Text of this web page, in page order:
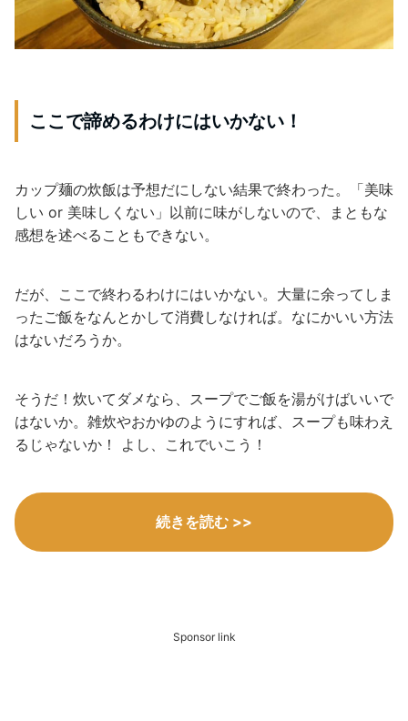
ここで諦めるわけにはいかない！
カップ麺の炊飯は予想だにしない結果で終わった。「美味
しい or 美味しくない」以前に味がしないので、まともな
感想を述べることもできない。
だが、ここで終わるわけにはいかない。大量に余ってしま
ったご飯をなんとかして消費しなければ。なにかいい方法
はないだろうか。
そうだ！炊いてダメなら、スープでご飯を湯がけばいいで
はないか。雑炊やおかゆのようにすれば、スープも味わえ
るじゃないか！ よし、これでいこう！
続きを読む >>
Sponsor link